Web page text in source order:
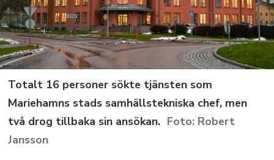
Totalt 16 personer sökte tjänsten som
Mariehamns stads samhällstekniska chef, men
två drog tillbaka sin ansökan.
Robert
Jansson